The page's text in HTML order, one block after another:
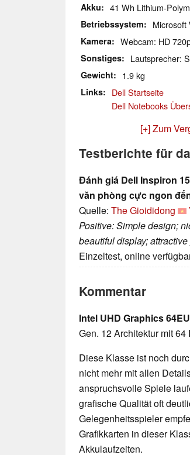
Akku 41 Wh Lithium-
Betriebssystem Microsoft
Kamera Webcam: HD
Sonstiges Lautsprecher:
Gewicht 1.9 kg
Links
Dell Startseite
Dell Notebooks
[+] Zum
Testberichte für
Đánh giá Dell Inspiron
văn phòng cực ngon
Quelle: The Gioididong
Positive: Simple design;
beautiful display; attractive
Einzeltest, online
Kommentar
Intel UHD Graphics
Gen. 12 Architektur mit 64
Diese Klasse ist noch
nicht mehr mit allen
anspruchsvolle Spiele
grafische Qualität oft
Gelegenheitsspieler
Grafikkarten in dieser
Akkulaufzeiten.